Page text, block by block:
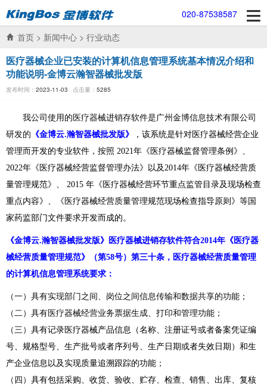
020-87538587
首页 > 新闻中心 > 行业动态
医疗器械企业已安装的计算机信息管理系统基本情况介绍和
功能说明-金博云瀚智器械批发版
发布时间： 2023-11-03 点击量： 5285
我公司使用的医疗器械进销存软件是广州金博信息技术有限公司
研发的 《金博云.瀚智器械批发版》
，该系统是针对医疗器械经营企业
管理而开发的专业软件，按照 2021年《医疗器械监督管理条例》、
2022年《医疗器械经营监督管理办法》以及2014年《医疗器械经营质
量管理规范》、 2015 年《医疗器械经营环节重点监管目录及现场检查
重点内容》、《医疗器械经营质量管理规范现场检查指导原则》等国
家药监部门文件要求开发而成的。
《金博云.瀚智器械批发版》医疗器械进销存软件符合2014年 《医疗器
械经营质量管理规范》
（第58号）第三十条，医疗器械经营质量管理
的计算机信息管理系统要求 ：
（一）具有实现部门之间、岗位之间信息传输和数据共享的功能；
（二）具有医疗器械经营业务票据生成、打印和管理功能；
（三） 具有记录医疗器械产品信息（名称、注册证号或者备案凭证编
号、规格型号、生产批号或者序列号、生产日期或者失效日期）和生
产企业信息以及实现质量追溯跟踪的功能 ；
（四） 具有包括采购、收货、验收、贮存、检查、销售、出库、复核